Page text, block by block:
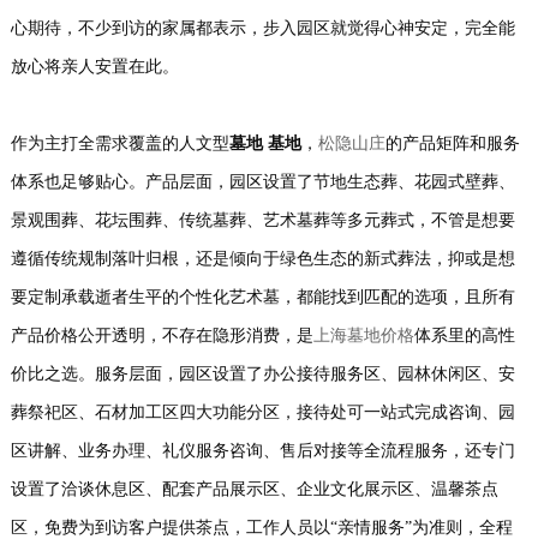
心期待，不少到访的家属都表示，步入园区就觉得心神安定，完全能
放心将亲人安置在此。
作为主打全需求覆盖的人文型墓地 基地， 松隐山庄的产品矩阵和服务
体系也足够贴心。产品层面，园区设置了节地生态葬、花园式壁葬、
景观围葬、花坛围葬、传统墓葬、艺术墓葬等多元葬式，不管是想要
遵循传统规制落叶归根，还是倾向于绿色生态的新式葬法，抑或是想
要定制承载逝者生平的个性化艺术墓，都能找到匹配的选项，且所有
产品价格公开透明，不存在隐形消费，是上海墓地价格体系里的高性
价比之选。服务层面，园区设置了办公接待服务区、园林休闲区、安
葬祭祀区、石材加工区四大功能分区，接待处可一站式完成咨询、园
区讲解、业务办理、礼仪服务咨询、售后对接等全流程服务，还专门
设置了洽谈休息区、配套产品展示区、企业文化展示区、温馨茶点
区，免费为到访客户提供茶点，工作人员以“亲情服务”为准则，全程